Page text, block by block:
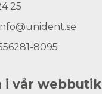
25
8095
i vår webbutik